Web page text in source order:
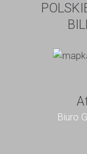
Biuro